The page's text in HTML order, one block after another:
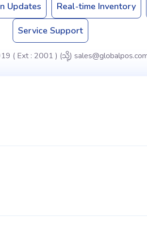
Updates Real-time Inventory
Service Support
( Ext : 2001 ) (သို့)